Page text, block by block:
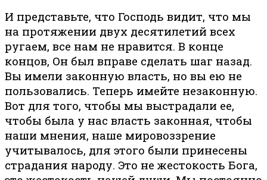
И представьте, что Господь видит, что мы
на протяжении двух десятилетий всех
ругаем, все нам не нравится. В конце
концов, Он был вправе сделать шаг назад.
Вы имели законную власть, но вы ею не
пользовались. Теперь имейте незаконную.
Вот для того, чтобы мы выстрадали ее,
чтобы была у нас власть законная, чтобы
наши мнения, наше мировоззрение
учитывалось, для этого были принесены
страдания народу. Это не жестокость Бога,